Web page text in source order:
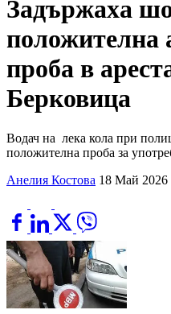
Задържаха
положителна
проба в
Берковица
Водач на лека кола при
положителна проба за
Анелия Костова 18 Май 2026